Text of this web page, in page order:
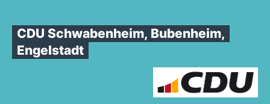
CDU Schwabenheim, Bubenheim,
Engelstadt